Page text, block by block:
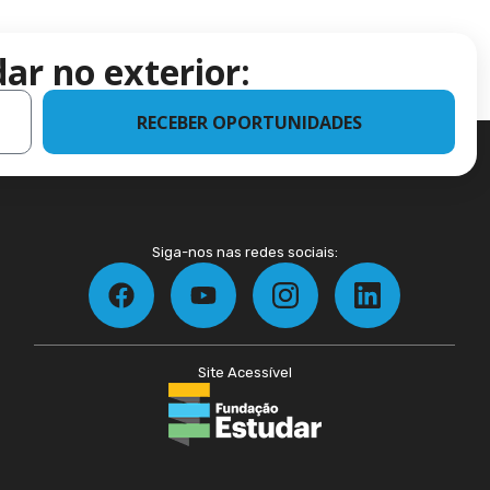
no exterior:
RECEBER OPORTUNIDADES
Siga-nos nas redes sociais:
Site Acessível